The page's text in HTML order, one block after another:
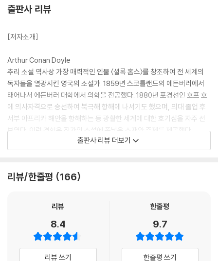
한눈에 구별할 수 있음. 산책을 끝낸 뒤 나에게 바지에 흙탕물이 튄 자국을
것인지를 말해 주었음.
9 범죄 관련 문헌에 대한 지식은 놀라 자빠질 정도. 금세기에 저질러진 중
범죄에 대해서는 모르는 것이 없는 눈치.
10 바이올린 연주는 수준급.
11 목검술, 펜싱, 권투 실력은 프로급.
12 영국 법에 대해서도 실용적인 지식이 꽤 있음.
전체는 하나의 거대한 사슬이 되고, 우리는 그 사슬의 일부를 보고 전체를
고도로 완성하는 것은 불가능 하다.
다. 프로테스탄트의 종교적인 박해를 피해 서부로 서부로 대이동을 감행하
구출해 준다. 그 대가로 그들은 부녀에게 모르몬교로 개종하고 따를 것을
루시는 유타 주의 꽃으로 주목받는다. 그런데 루시가 모르몬교의 계율을
어기고 타지역의 남자와 사랑에 빠지면서, 그들은 교단의 시선을 끌고, 루
시를 교도의 아내로 시집보낼 것을 강요받는다.
참다 못한 존 페리어와 루시, 그의 약혼자 제퍼슨 호프는 탈출을 감행하지
만 약혼자만 탈출에 성공하고 존 페리어는 참혹한 죽임을 당하며 루시는
끌려가 원치 않는 결혼으로 상심에 빠져 결국 죽고 만다. 그리고 사랑하는
이들을 잃어버린 제퍼슨 호프는 인생을 건 복수를 다짐한다.
출판사 리뷰
[저자소개]
Arthur Conan Doyle
추리 소설 역사상 가장 매력적인 인물 〈셜록 홈스〉를 창조하여 전 세계의
독자들을 열광시킨 영국의 소설가. 1859년 스코틀랜드의 에든버러에서
태어나서 에든버러 대학에서 의학을 전공했다. 1880년 포경선인 호프 호
에 의사자격으로 승선하여 북극해 항해에 나서기도 했으며, 의대 졸업 후
서부 아프리카 해안을 항해하는 등 광활한 세계에 대한 호기심을 자주 선
보였다. 이런 경험은 작가의 소설에 폭넓은 소재와 주제를 제공했다.
년 최초의 셜록 홈스 이야기 『주홍색 연구A Study in Scarlet』를발표하
각지에서 의료 활동을 벌이며 30편이 넘는 의학서와 르포를 남기기도 했
다. 1900년에는 당시 영국과 트란스발 공화국이 벌인 보어 전쟁에 군의관
으로 참여하여 기사Sir 작위를 받았고, 1900년과 1906년에는 지방 의회
선거에서 후보로 나서며 정치에 참여하고자 하는 뜻을 품었으나 낙선하였
다. 이후 신문과 잡지 등에 꾸준히 연재물을 발표하며 소설가로서 인기를
출판사 리뷰 더보기
리뷰/한줄평 166
리뷰
8.4
리뷰 쓰기
한줄평
9.7
한줄평 쓰기